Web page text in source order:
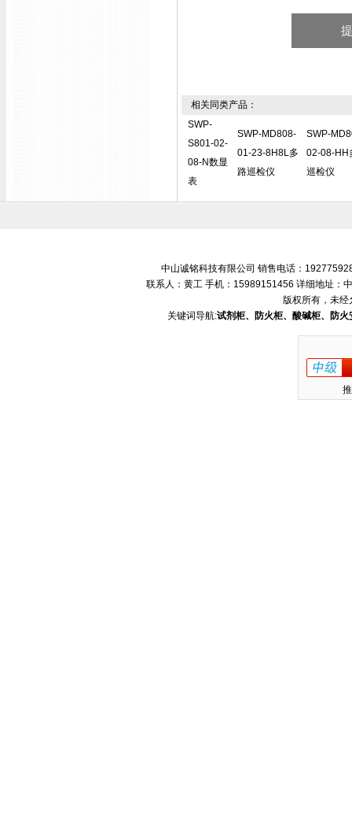
相关同类产品：
SWP-
S801-02-
08-N数显
表
SWP-MD808-
01-23-8H8L多
路巡检仪
SWP-
02-08-HH
巡检仪
中山诚铭科技有限公司 销售电话：
联系人：黄工 手机：15989151456 详细地址：
版权所有，未经
关键词导航:试剂柜、防火柜、酸碱柜、防